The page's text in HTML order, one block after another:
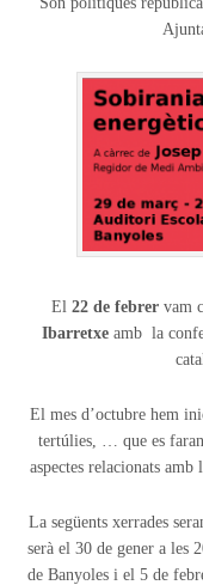
El 22 de febrer vam
Ibarretxeamb la
El mes d’octubre hem
tertúlies, … que es
aspectes relacionats
La següents xerrades
serà el 30 de gener a les
de Banyoles i el 5 de